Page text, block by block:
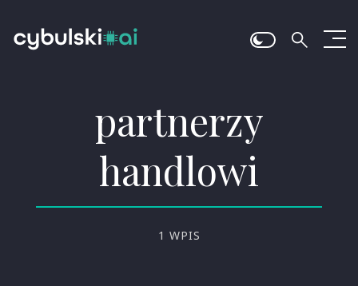
partnerzy
handlowi
1 WPIS